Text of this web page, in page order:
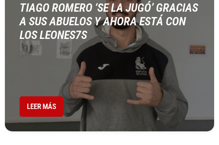
TIAGO ROMERO ‘SE LA JUGÓ’ GRACIAS
A SUS ABUELOS Y AHORA ESTÁ CON
LOS LEONES7S
LEER MÁS